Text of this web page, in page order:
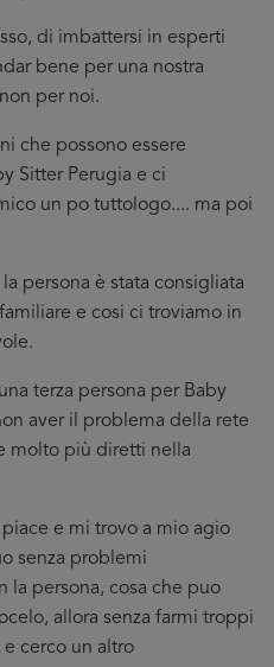
di imbattersi in esperti
bene per una nostra
per noi.
che possono essere
Sitter Perugia e ci
un po tuttologo.... ma poi
persona è stata consigliata
e cosi ci troviamo in
terza persona per Baby
aver il problema della rete
molto più diretti nella
e mi trovo a mio agio
senza problemi
la persona, cosa che puo
allora senza farmi troppi
cerco un altro